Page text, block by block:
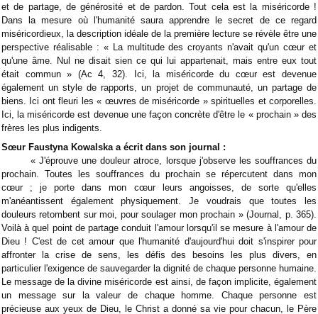
et de partage, de générosité et de pardon. Tout cela est la miséricorde !
Dans la mesure où l'humanité saura apprendre le secret de ce regard
miséricordieux, la description idéale de la première lecture se révèle être une
perspective réalisable : « La multitude des croyants n'avait qu'un cœur et
qu'une âme. Nul ne disait sien ce qui lui appartenait, mais entre eux tout
était commun » (Ac 4, 32). Ici, la miséricorde du cœur est devenue
également un style de rapports, un projet de communauté, un partage de
biens. Ici ont fleuri les « œuvres de miséricorde » spirituelles et corporelles.
Ici, la miséricorde est devenue une façon concrète d'être le « prochain » des
frères les plus indigents.
Sœur Faustyna Kowalska a écrit dans son journal :
« J'éprouve une douleur atroce, lorsque j'observe les souffrances du
prochain. Toutes les souffrances du prochain se répercutent dans mon
cœur ; je porte dans mon cœur leurs angoisses, de sorte qu'elles
m'anéantissent également physiquement. Je voudrais que toutes les
douleurs retombent sur moi, pour soulager mon prochain » (Journal, p. 365).
Voilà à quel point de partage conduit l'amour lorsqu'il se mesure à l'amour de
Dieu ! C'est de cet amour que l'humanité d'aujourd'hui doit s'inspirer pour
affronter la crise de sens, les défis des besoins les plus divers, en
particulier l'exigence de sauvegarder la dignité de chaque personne humaine.
Le message de la divine miséricorde est ainsi, de façon implicite, également
un message sur la valeur de chaque homme. Chaque personne est
précieuse aux yeux de Dieu, le Christ a donné sa vie pour chacun, le Père